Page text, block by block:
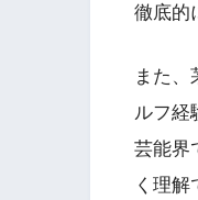
徹底的
また、
ルフ経
芸能界
く理解